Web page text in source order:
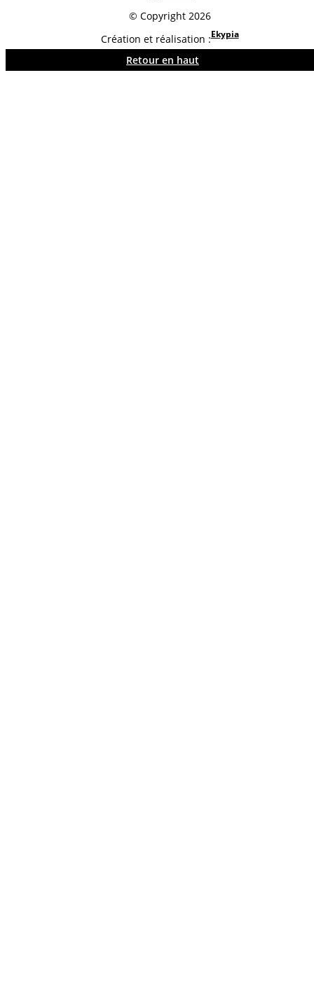
© Copyright 2026
Création et réalisation :Ekypia
Retour en haut